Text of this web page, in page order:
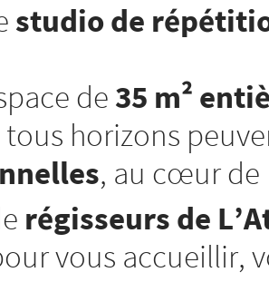
studio de
de 35 m²
tous horizons
, au cœur de
régisseurs de
vous accueillir,